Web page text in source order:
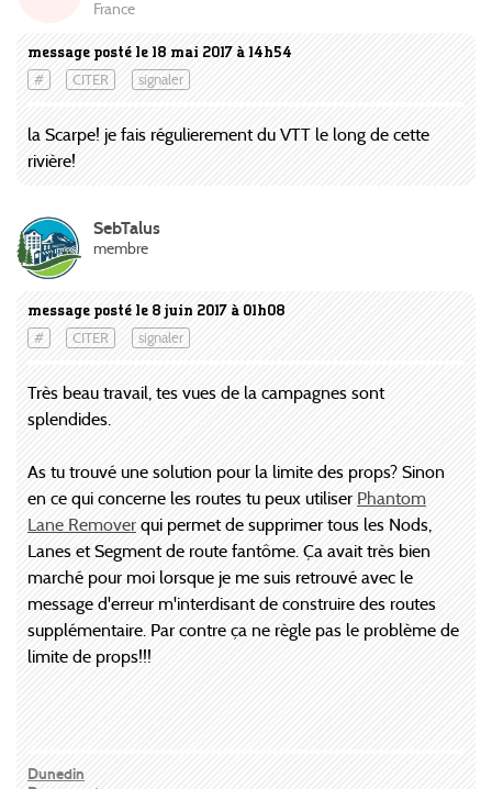
message posté le 18 mai 2017 à 14h54
# CITER signaler
France
la Scarpe! je fais régulierement du VTT le long de cette
rivière!
message posté le 8 juin 2017 à 01h08
# CITER signaler
SebTalus
membre
Très beau travail, tes vues de la campagnes sont
splendides.
As tu trouvé une solution pour la limite des props? Sinon
en ce qui concerne les routes tu peux utiliser Phantom
Lane Remover qui permet de supprimer tous les Nods,
Lanes et Segment de route fantôme. Ça avait très bien
marché pour moi lorsque je me suis retrouvé avec le
message d'erreur m'interdisant de construire des routes
supplémentaire. Par contre ça ne règle pas le problème de
limite de props!!!
Dunedin